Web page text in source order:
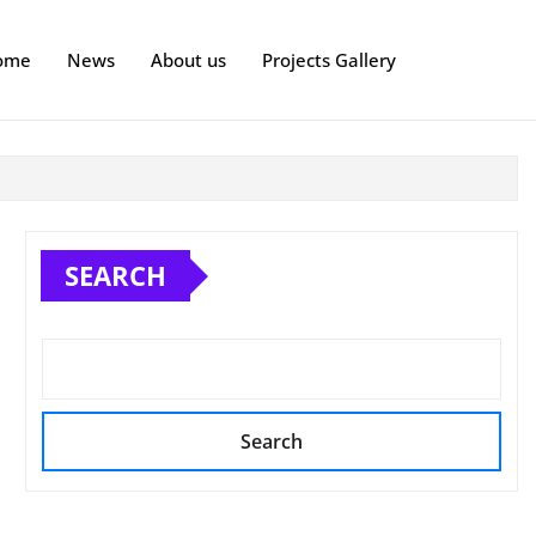
News About us Projects Gallery
SEARCH
Search